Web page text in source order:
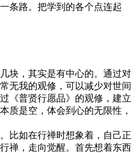
条路。把学到的各个点连起
，其实是有中心的。通过对
无我的观修，可以减少对世间
《普贤行愿品》的观修，建立
质是空，体会到心的无限性，
如在行禅时想象着，自己正
禅，走向觉醒。首先想着东西